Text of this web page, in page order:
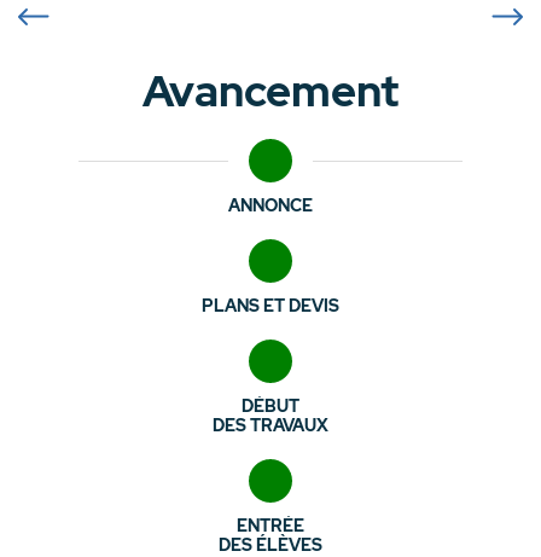
Avancement
ANNONCE
PLANS ET DEVIS
DÉBUT
DES TRAVAUX
ENTRÉE
DES ÉLÈVES